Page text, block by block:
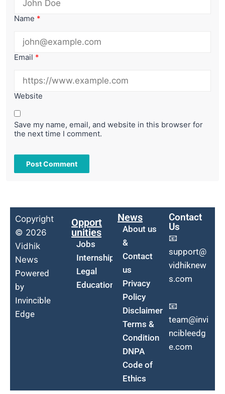
Name *
Email *
Website
Save my name, email, and website in this browser for
the next time I comment.
Copyright
© 2026
Vidhik
News
Powered
by
Invincible
Edge
Opport
unities
Jobs
Internship
Legal
Education
News
About us
&
Contact
us
Privacy
Policy
Disclaimer
Terms &
Condition
DNPA
Code of
Ethics
Contact
Us
📧
support@
vidhiknew
s.com
📧
team@invi
ncibleedg
e.com